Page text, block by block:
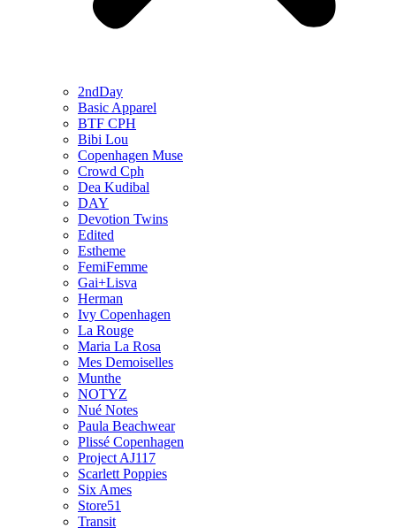
2ndDay
Basic Apparel
BTF CPH
Bibi Lou
Copenhagen Muse
Crowd Cph
Dea Kudibal
DAY
Devotion Twins
Edited
Estheme
FemiFemme
Gai+Lisva
Herman
Ivy Copenhagen
La Rouge
Maria La Rosa
Mes Demoiselles
Munthe
NOTYZ
Nué Notes
Paula Beachwear
Plissé Copenhagen
Project AJ117
Scarlett Poppies
Six Ames
Store51
Transit